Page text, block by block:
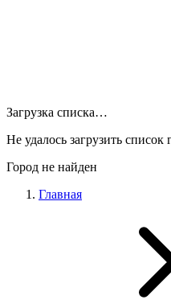
Загрузка списка…
Не удалось загрузить
Город не найден
Главная